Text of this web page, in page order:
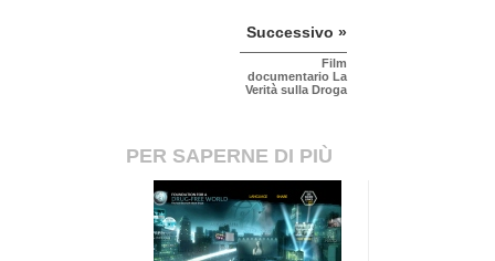
Successivo »
Film
documentario La
Verità sulla Droga
PER SAPERNE DI PIÙ